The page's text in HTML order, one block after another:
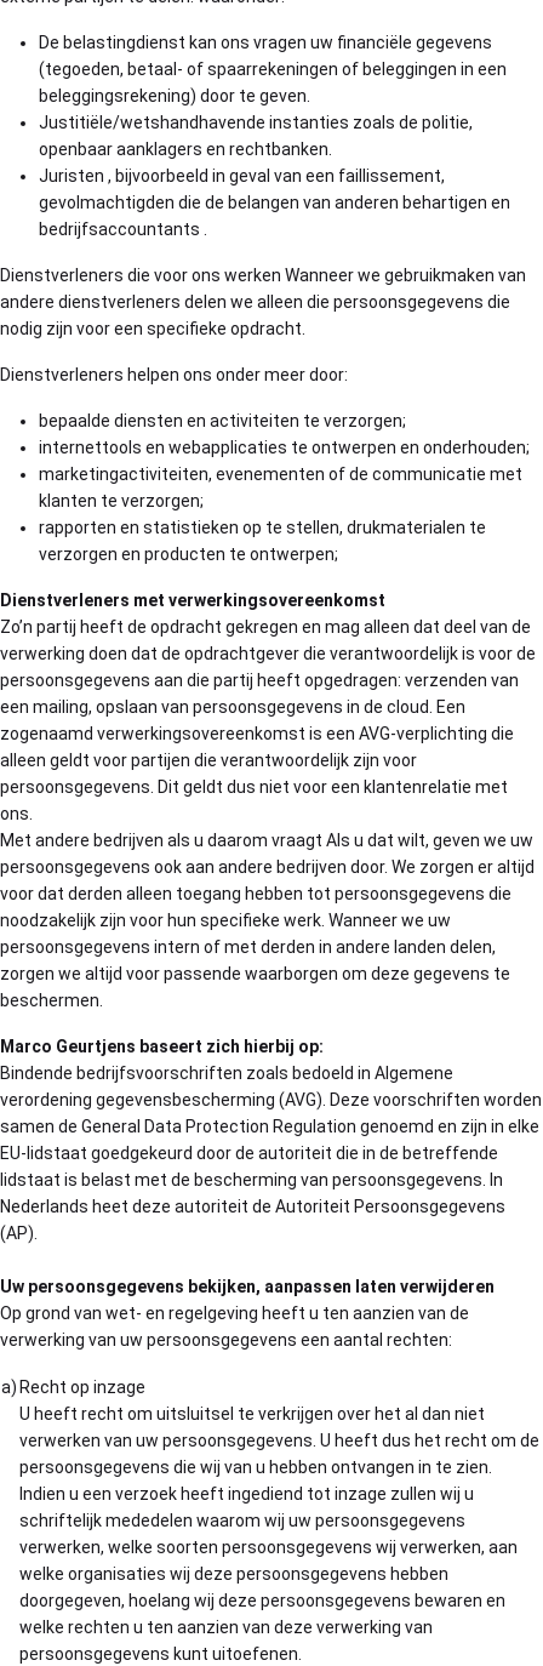
De belastingdienst kan ons vragen uw financiële gegevens
(tegoeden, betaal- of spaarrekeningen of beleggingen in een
beleggingsrekening) door te geven.
Justitiële/wetshandhavende instanties zoals de politie,
openbaar aanklagers en rechtbanken.
Juristen , bijvoorbeeld in geval van een faillissement,
gevolmachtigden die de belangen van anderen behartigen en
bedrijfsaccountants .
Dienstverleners die voor ons werken Wanneer we gebruikmaken van
andere dienstverleners delen we alleen die persoonsgegevens die
nodig zijn voor een specifieke opdracht.
Dienstverleners helpen ons onder meer door:
bepaalde diensten en activiteiten te verzorgen;
internettools en webapplicaties te ontwerpen en onderhouden;
marketingactiviteiten, evenementen of de communicatie met
klanten te verzorgen;
rapporten en statistieken op te stellen, drukmaterialen te
verzorgen en producten te ontwerpen;
Dienstverleners met verwerkingsovereenkomst
Zo’n partij heeft de opdracht gekregen en mag alleen dat deel van de
verwerking doen dat de opdrachtgever die verantwoordelijk is voor de
persoonsgegevens aan die partij heeft opgedragen: verzenden van
een mailing, opslaan van persoonsgegevens in de cloud. Een
zogenaamd verwerkingsovereenkomst is een AVG-verplichting die
alleen geldt voor partijen die verantwoordelijk zijn voor
persoonsgegevens. Dit geldt dus niet voor een klantenrelatie met
ons.
Met andere bedrijven als u daarom vraagt Als u dat wilt, geven we uw
persoonsgegevens ook aan andere bedrijven door. We zorgen er altijd
voor dat derden alleen toegang hebben tot persoonsgegevens die
noodzakelijk zijn voor hun specifieke werk. Wanneer we uw
persoonsgegevens intern of met derden in andere landen delen,
zorgen we altijd voor passende waarborgen om deze gegevens te
beschermen.
Marco Geurtjens baseert zich hierbij op:
Bindende bedrijfsvoorschriften zoals bedoeld in Algemene
verordening gegevensbescherming (AVG). Deze voorschriften worden
samen de General Data Protection Regulation genoemd en zijn in elke
EU-lidstaat goedgekeurd door de autoriteit die in de betreffende
lidstaat is belast met de bescherming van persoonsgegevens. In
Nederlands heet deze autoriteit de Autoriteit Persoonsgegevens
(AP).
Uw persoonsgegevens bekijken, aanpassen laten verwijderen
Op grond van wet- en regelgeving heeft u ten aanzien van de
verwerking van uw persoonsgegevens een aantal rechten:
a) Recht op inzage
U heeft recht om uitsluitsel te verkrijgen over het al dan niet
verwerken van uw persoonsgegevens. U heeft dus het recht om de
persoonsgegevens die wij van u hebben ontvangen in te zien.
Indien u een verzoek heeft ingediend tot inzage zullen wij u
schriftelijk mededelen waarom wij uw persoonsgegevens
verwerken, welke soorten persoonsgegevens wij verwerken, aan
welke organisaties wij deze persoonsgegevens hebben
doorgegeven, hoelang wij deze persoonsgegevens bewaren en
welke rechten u ten aanzien van deze verwerking van
persoonsgegevens kunt uitoefenen.